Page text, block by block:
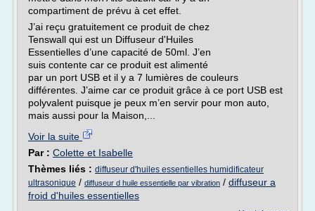
compartiment de prévu à cet effet.
J’ai reçu gratuitement ce produit de chez
Tenswall qui est un Diffuseur d'Huiles
Essentielles d’une capacité de 50ml. J’en
suis contente car ce produit est alimenté
par un port USB et il y a 7 lumières de couleurs
différentes. J’aime car ce produit grâce à ce port USB est
polyvalent puisque je peux m’en servir pour mon auto,
mais aussi pour la Maison,...
Voir la suite
Par : Colette et Isabelle
Thèmes liés : diffuseur d'huiles essentielles humidificateur
ultrasonique / diffuseur d huile essentielle par vibration / diffuseur a
froid d'huiles essentielles